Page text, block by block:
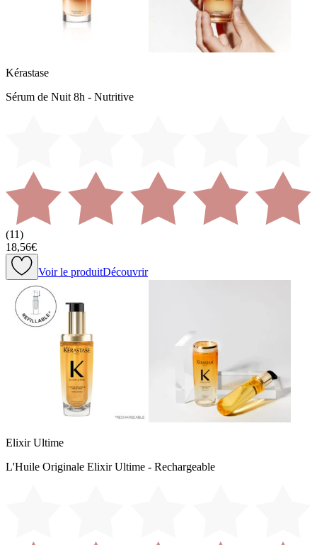
Kérastase
Sérum de Nuit 8h - Nutritive
(11)
18,56€
Voir le produitDécouvrir
Elixir Ultime
L'Huile Originale Elixir Ultime - Rechargeable